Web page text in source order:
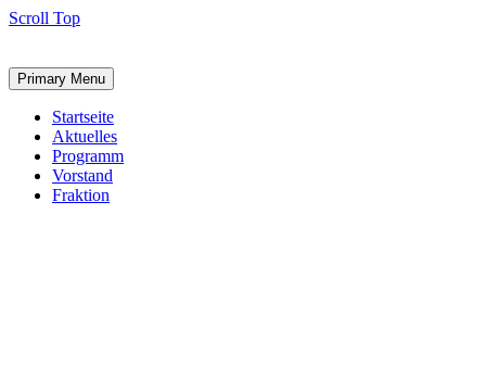
Scroll Top
Primary Menu
Startseite
Aktuelles
Programm
Vorstand
Fraktion